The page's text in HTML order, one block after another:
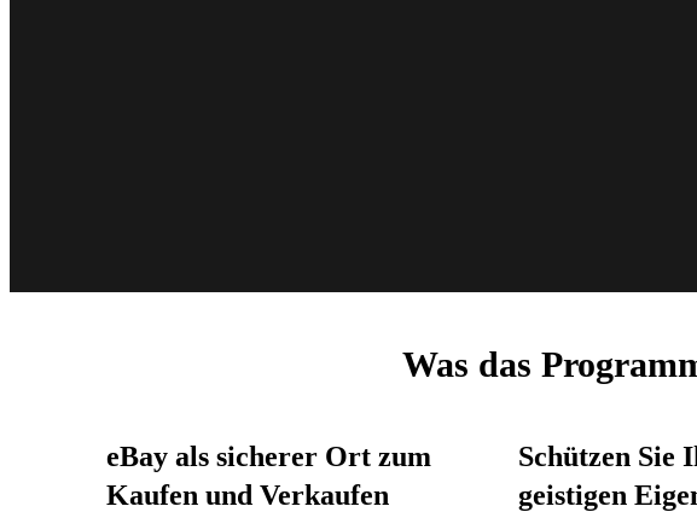
Was das
eBay als sicherer Ort zum
Kaufen und Verkaufen
Schützen Sie
geistigen